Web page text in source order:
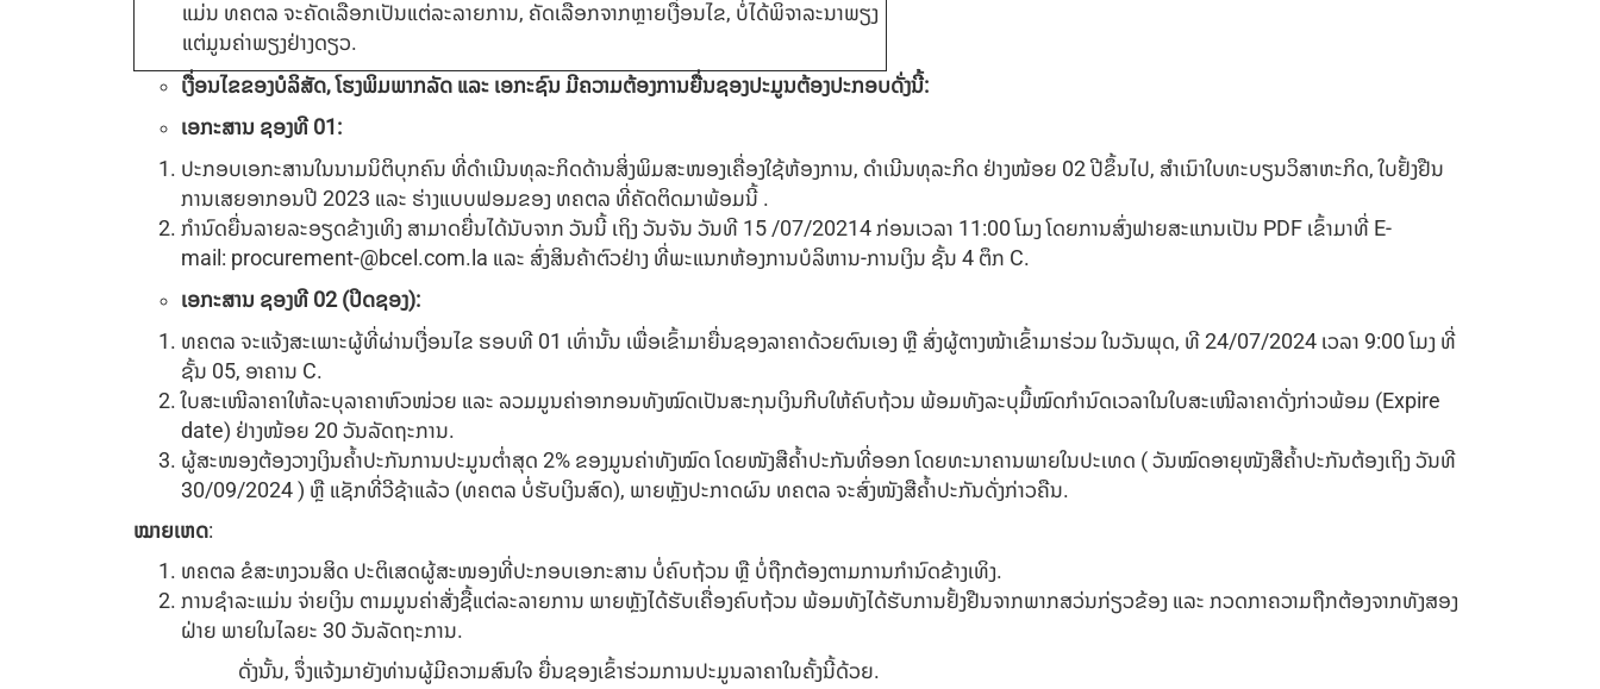
ແມ່ນ ທຄຕລ ຈະຄັດເລືອກເປັນແຕ່ລະລາຍການ, ຄັດເລືອກຈາກຫຼາຍເງື່ອນໄຂ, ບໍ່ໄດ້ພິຈາລະນາພຽງ
ແຕ່ມູນຄ່າພຽງຢ່າງດຽວ.
ເງື່ອນໄຂຂອງບໍລິສັດ,ໂຮງພິມພາກລັດ ແລະ ເອກະຊົນ ມີຄວາມຕ້ອງການຍື່ນຊອງປະມູນຕ້ອງປະກອບດັ່ງນີ້:
ເອກະສານ ຊອງທີ 01:
ປະກອບເອກະສານໃນນາມນິຕິບຸກຄົນ ທີ່ດຳເນີນທຸລະກິດດ້ານສິ່ງພິມສະໜອງເຄື່ອງໃຊ້ຫ້ອງການ, ດຳເນີນທຸລະກິດ ຢ່າງໜ້ອຍ 02 ປີຂຶ້ນໄປ, ສໍາເນົາໃບທະບຽນວິສາຫະກິດ, ໃບຢັ້ງຢືນ
ການເສຍອາກອນປີ 2023 ແລະ ຮ່າງແບບຟອມຂອງ ທຄຕລ ທີ່ຄັດຕິດມາພ້ອມນີ້ .
ກຳນົດຍື່ນລາຍລະອຽດຂ້າງເທິງ ສາມາດຍື່ນໄດ້ນັບຈາກ ວັນນີ້ ເຖິງ ວັນຈັນ ວັນທີ 15 /07/20214 ກ່ອນເວລາ 11:00 ໂມງ ໂດຍການສົ່ງຟາຍສະແກນເປັນ PDF ເຂົ້າມາທີ່ E-
mail: procurement-@bcel.com.la ແລະ ສົ່ງສິນຄ້າຕົວຢ່າງ ທີ່ພະແນກຫ້ອງການບໍລິຫານ-ການເງິນ ຊັ້ນ 4 ຕຶກ C.
ເອກະສານ ຊອງທີ 02(ປິດຊອງ):
ທຄຕລ ຈະແຈ້ງສະເພາະຜູ້ທີ່ຜ່ານເງື່ອນໄຂ ຮອບທີ 01 ເທົ່ານັ້ນ ເພື່ອເຂົ້າມາຍື່ນຊອງລາຄາດ້ວຍຕົນເອງ ຫຼື ສົ່ງຜູ້ຕາງໜ້າເຂົ້າມາຮ່ວມ ໃນວັນພຸດ, ທີ 24/07/2024 ເວລາ 9:00 ໂມງ ທີ່
ຊັ້ນ 05, ອາຄານ C.
ໃບສະເໜີລາຄາໃຫ້ລະບຸລາຄາຫົວໜ່ວຍ ແລະ ລວມມູນຄ່າອາກອນທັງໝົດເປັນສະກຸນເງິນກີບໃຫ້ຄົບຖ້ວນ ພ້ອມທັງລະບຸມື້ໝົດກຳນົດເວລາໃນໃບສະເໜີລາຄາດັ່ງກ່າວພ້ອມ (Expire
date) ຢ່າງໜ້ອຍ 20 ວັນລັດຖະການ.
ຜູ້ສະໜອງຕ້ອງວາງເງິນຄໍ້າປະກັນການປະມູນຕໍ່າສຸດ 2% ຂອງມູນຄ່າທັງໝົດ ໂດຍໜັງສືຄໍ້າປະກັນທີ່ອອກ ໂດຍທະນາຄານພາຍໃນປະເທດ ( ວັນໝົດອາຍຸໜັງສືຄໍ້າປະກັນຕ້ອງເຖິງ ວັນທີ
30/09/2024 ) ຫຼື ແຊັກທີ່ວີຊ້າແລ້ວ (ທຄຕລ ບໍ່ຮັບເງິນສົດ), ພາຍຫຼັງປະກາດຜົນ ທຄຕລ ຈະສົ່ງໜັງສືຄໍ້າປະກັນດັ່ງກ່າວຄືນ.
ໝາຍເຫດ:
ທຄຕລ ຂໍສະຫງວນສິດ ປະຕິເສດຜູ້ສະໜອງທີ່ປະກອບເອກະສານ ບໍ່ຄົບຖ້ວນ ຫຼື ບໍ່ຖືກຕ້ອງຕາມການກຳນົດຂ້າງເທິງ.
ການຊໍາລະແມ່ນ ຈ່າຍເງິນ ຕາມມູນຄ່າສັ່ງຊື້ແຕ່ລະລາຍການ ພາຍຫຼັງໄດ້ຮັບເຄື່ອງຄົບຖ້ວນ ພ້ອມທັງໄດ້ຮັບການຢັ້ງຢືນຈາກພາກສວ່ນກ່ຽວຂ້ອງ ແລະ ກວດກາຄວາມຖືກຕ້ອງຈາກທັງສອງ
ຝ່າຍ ພາຍໃນໄລຍະ 30 ວັນລັດຖະການ.
ດັ່ງນັ້ນ, ຈຶ່ງແຈ້ງມາຍັງທ່ານຜູ້ມີຄວາມສົນໃຈ ຍື່ນຊອງເຂົ້າຮ່ວມການປະມູນລາຄາໃນຄັ້ງນີ້ດ້ວຍ.